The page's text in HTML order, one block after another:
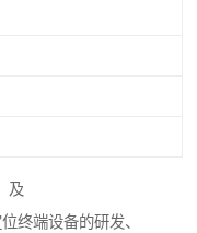
及
终端设备的研发、